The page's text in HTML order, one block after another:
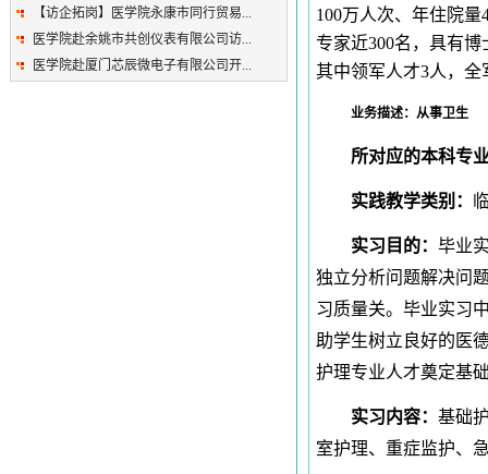
【访企拓岗】医学院永康市同行贸易...
医学院赴余姚市共创仪表有限公司访...
医学院赴厦门芯辰微电子有限公司开...
100万人次、年住院
专家近300名，具有
其中领军人才3人，
业务描述：从事卫生
所对应的本科专
实践教学类别：
实习目的：毕业
独立分析问题解决问
习质量关。毕业实习
助学生树立良好的医
护理专业人才奠定基
实习内容：基础
室护理、重症监护、